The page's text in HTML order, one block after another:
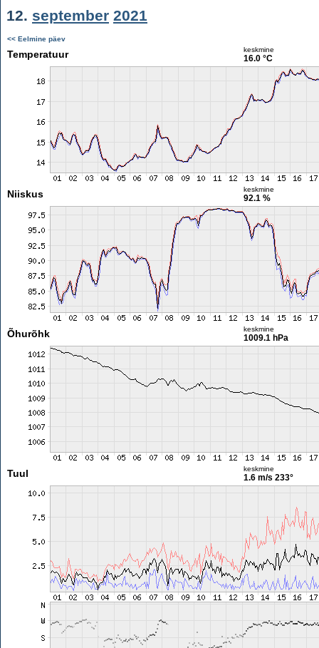
12. september 2021
<< Eelmine päev
Temperatuur keskmine
16.0 °C
Niiskus keskmine
92.1 %
Õhurõhk keskmine
1009.1 hPa
Tuul keskmine
1.6 m/s 233°